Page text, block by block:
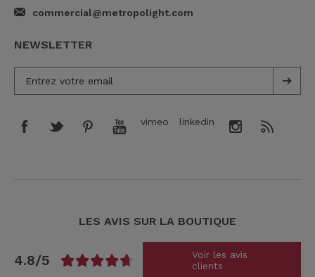
commercial@metropolight.com
NEWSLETTER
vimeo linkedin
LES AVIS SUR LA BOUTIQUE
4.8/5
Voir les avis
clients